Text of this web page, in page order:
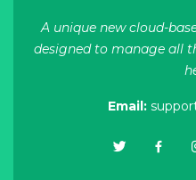
A unique new cloud-
designed to manage all
Email: